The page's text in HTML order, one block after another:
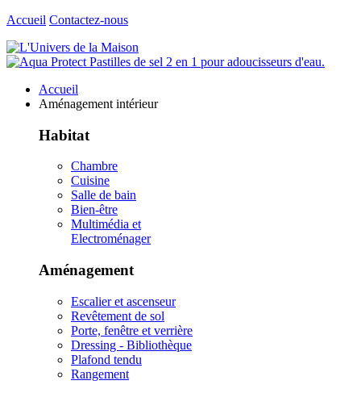
Accueil Contactez-nous
Accueil
Aménagement intérieur
Habitat
Chambre
Cuisine
Salle de bain
Bien-être
Multimédia et
Electroménager
Aménagement
Escalier et ascenseur
Revêtement de sol
Porte, fenêtre et verrière
Dressing - Bibliothèque
Plafond tendu
Rangement